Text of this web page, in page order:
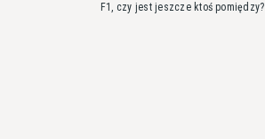
F1, czy jest jeszcze ktoś pomiędzy?